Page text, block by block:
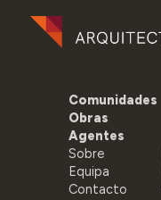
Comunidades
Obras
Agentes
Sobre
Equipa
Contacto